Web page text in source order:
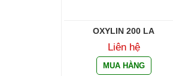
OXYLIN 200 LA
Liên hệ